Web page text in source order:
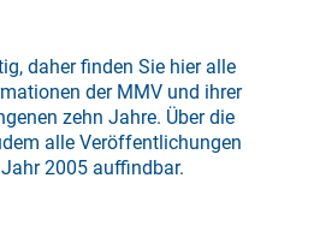
daher finden Sie hier alle
der MMV und ihrer
zehn Jahre. Über die
alle Veröffentlichungen
2005 auffindbar.